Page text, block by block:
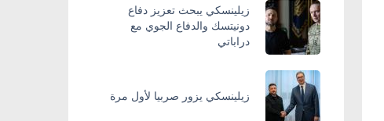
زيلينسكي يبحث تعزيز دفاع
دونيتسك والدفاع الجوي مع
دراباتي
زيلينسكي يزور صربيا لأول مرة